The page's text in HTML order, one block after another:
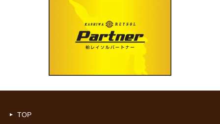
TOP